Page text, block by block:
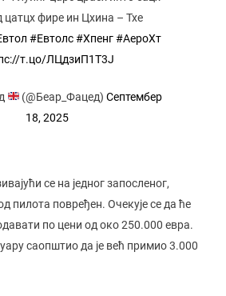
цатцх фире ин Цхина – Тхе
#Евтолс #Xпенг #АероХт
т.цо/ЛЦдзиП1Т3Ј
(@Беар_Фацед)Септембер
18, 2025
се на једног запосленог,
пилота повређен. Очекује се да ће
по цени од око 250.000 евра.
саопштио да је већ примио 3.000